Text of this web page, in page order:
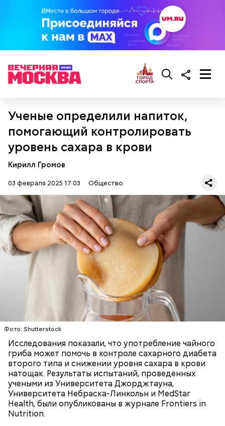
Ученые определили напиток,
помогающий контролировать
уровень сахара в крови
Кирилл Громов
03 февраля 2025 17:03 Общество
Фото: Shutterstock
Исследования показали, что употребление чайного
гриба может помочь в контроле сахарного диабета
второго типа и снижении уровня сахара в крови
натощак. Результаты испытаний, проведенных
учеными из Университета Джорджтауна,
Университета Небраска-Линкольн и MedStar
Health, были опубликованы в журнале Frontiers in
Nutrition.
Ингредиенты:
брынза;
растительное масло;
помидоры черри либо грунтовые.
Терапевт Кондрахин назвал
продукты и напитки, которые
выводят токсины из организма
Ранние плоды, по словам врача, лучше не есть:
беременным, кормящим женщинам;
пожилым;
детям.
гипоксию и ухудшение физического состояния, —
предостерегла Соломатина.
Чистит сосуды и защищает от
рака: чем полезен кресс-салат